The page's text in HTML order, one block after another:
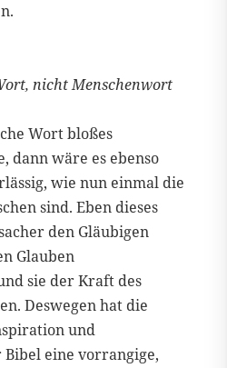
nicht Menschenwort
Wort bloßes
dann wäre es ebenso
wie nun einmal die
sind. Eben dieses
den Gläubigen
Glauben
sie der Kraft des
Deswegen hat die
und
eine vorrangige,